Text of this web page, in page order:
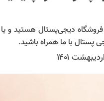
دیجی‌پستال هستید و یا
پستال با ما همراه باشید.